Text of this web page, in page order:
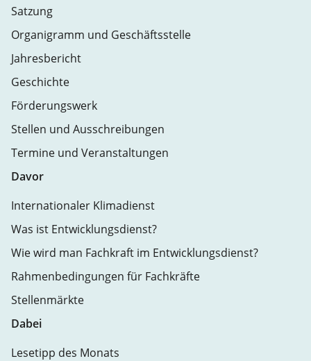
Satzung
Organigramm und Geschäftsstelle
Jahresbericht
Geschichte
Förderungswerk
Stellen und Ausschreibungen
Termine und Veranstaltungen
Davor
Internationaler Klimadienst
Was ist Entwicklungsdienst?
Wie wird man Fachkraft im Entwicklungsdienst?
Rahmenbedingungen für Fachkräfte
Stellenmärkte
Dabei
Lesetipp des Monats